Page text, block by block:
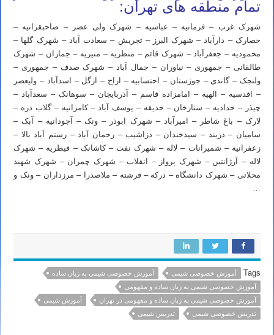
تمام منطقه های تهران:
شهرک غرب – فرمانیه – عباسیه – شهرک ولی عصر – صاحبقرانیه –
حصارک – دارآباد – شهرک البرز – تجریش – سعادت آباد – شهرک گلها –
محمودیه – جعفرآباد – شهرک قائم – منظریه – منیریه – جماران – شهرک
طالقانی – جمهوری – نیاوران – جمال آباد – شهرک صدف – جمهوری –
ولنجک – گاندی – جوزستان – احتسابیه – اراج – ازگل – اسدآباد – ولیعصر
– اقدسیه – الهیه – امامزاده قاسم – آذربایجان – سوهانک – سعدآباد –
چیذر – حدادیه – ستارخان – حدیقه – یوسف آباد – کامرانیه – گلاب دره –
لارک – باغ شاطر – امیرآباد – شهرک ابوذر – ونک – آجودانیه – آبک –
سامیان – دربند – سیدخندان – دزاشیب – رحمان آباد – رستم آباد بالا –
زعفرانیه – شمیرانات – لاله – شهرک نفت – کاشانک – قیطریه – شهرک
لاله – آرژانتین – شهرک پرواز – انقلاب – شهرک چمران – شهرک شهید
محلاتی – شهرک دانشگاه – درکه – فرشته – ملاصدرا – مرزداران – ونک و
Tags آموزش خصوصی شیمی
آموزش خصوصی شیمی به زبان ساده
آموزش خصوصی شیمی به زبان ساده و مفهومی
آموزش خصوصی شیمی به زبان ساده و مفهومی در تهران
آموزش شیمی
تدریس خصوصی شیمی
تدریس شیمی